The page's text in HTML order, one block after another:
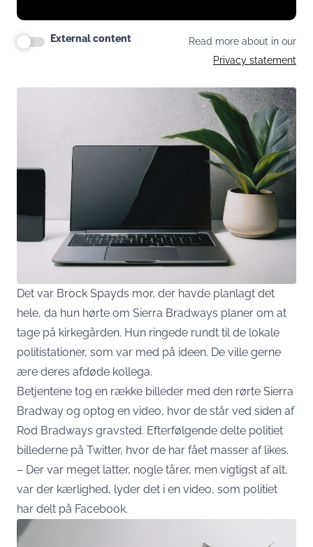
External content
Read more about in our
Privacy statement
Det var Brock Spayds mor, der havde planlagt det
hele, da hun hørte om Sierra Bradways planer om at
tage på kirkegården. Hun ringede rundt til de lokale
politistationer, som var med på ideen. De ville gerne
ære deres afdøde kollega.
Betjentene tog en række billeder med den rørte Sierra
Bradway og optog en video, hvor de står ved siden af
Rod Bradways gravsted. Efterfølgende delte politiet
billederne på Twitter, hvor de har fået masser af likes.
– Der var meget latter, nogle tårer, men vigtigst af alt,
var der kærlighed, lyder det i en video, som politiet
har delt på Facebook.